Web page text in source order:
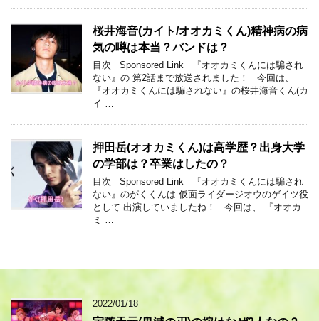
桜井海音(カイト/オオカミくん)精神病の病
気の噂は本当？バンドは？
目次 Sponsored Link 『オオカミくんには騙され
ない』の 第2話まで放送されました！ 今回は、
『オオカミくんには騙されない』の桜井海音くん(カ
イ …
押田岳(オオカミくん)は高学歴？出身大学
の学部は？卒業はしたの？
目次 Sponsored Link 『オオカミくんには騙され
ない』のがくくんは 仮面ライダージオウのゲイツ役
として 出演していましたね！ 今回は、 『オオカ
ミ …
2022/01/18